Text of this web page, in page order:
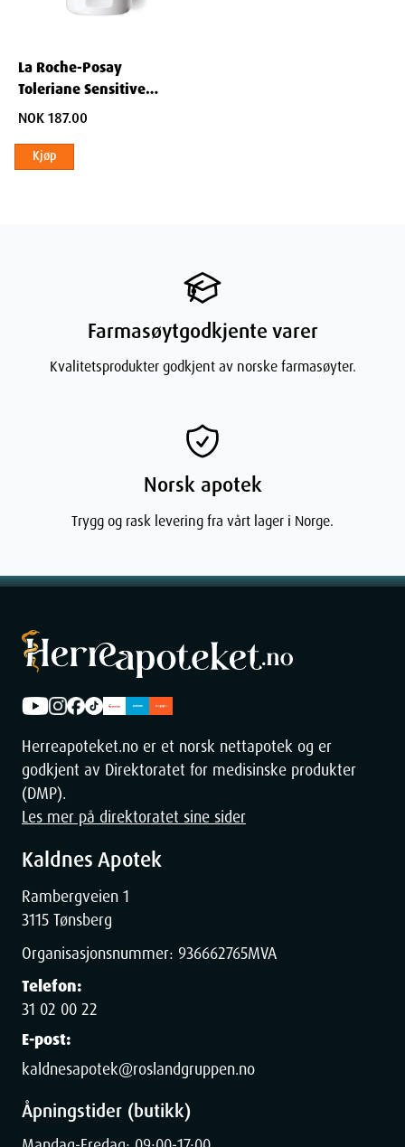
La Roche-Posay
Toleriane Sensitive
Riche 40 ml
NOK 187.00
Kjøp
Farmasøytgodkjente varer
Kvalitetsprodukter godkjent av norske farmasøyter.
Norsk apotek
Trygg og rask levering fra vårt lager i Norge.
Herreapoteket.no er et norsk nettapotek og er
godkjent av Direktoratet for medisinske produkter
(DMP).
Les mer på direktoratet sine sider
Kaldnes Apotek
Rambergveien 1
3115 Tønsberg
Organisasjonsnummer: 936662765MVA
Telefon:
31 02 00 22
E-post:
kaldnesapotek@roslandgruppen.no
Åpningstider (butikk)